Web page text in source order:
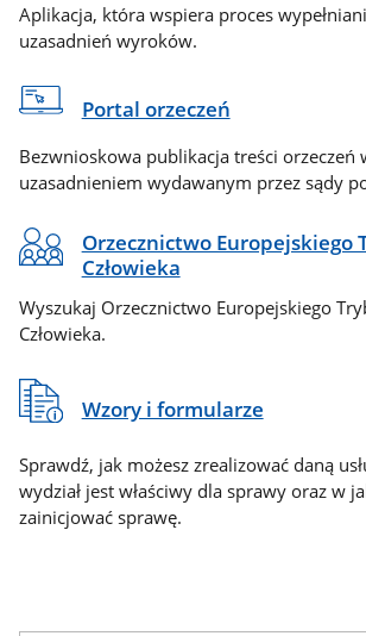
Aplikacja, która wspiera proces
uzasadnień wyroków.
Portal orzeczeń
Bezwnioskowa publikacja treści orzeczeń
uzasadnieniem wydawanym przez sądy
Orzecznictwo Europejskiego
Człowieka
Wyszukaj Orzecznictwo Europejskiego
Człowieka.
Wzory i formularze
Sprawdź, jak możesz zrealizować daną
wydział jest właściwy dla sprawy oraz w
zainicjować sprawę.